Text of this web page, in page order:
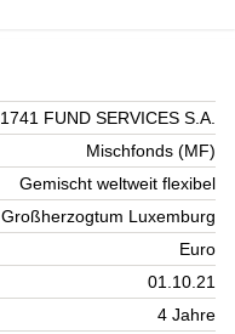
1741 FUND SERVICES S.A.
Mischfonds (MF)
Gemischt weltweit flexibel
Großherzogtum Luxemburg
Euro
01.10.21
4 Jahre